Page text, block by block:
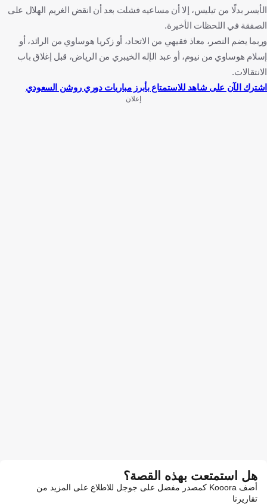
الأيسر بدلًا من تيليس، إلا أن مساعيه فشلت بعد أن انقض الغريم الهلال على
الصفقة في اللحظات الأخيرة.
وربما يضم النصر، معاذ فقيهي من الاتحاد، أو زكريا هوساوي من الرائد، أو
إسلام هوساوي من نيوم، أو عبد الإله الخيبري من الرياض، قبل إغلاق باب
الانتقالات.
اشترك الآن على شاهد للاستمتاع بأبرز مباريات دوري روشن السعودي
إعلان
هل استمتعت بهذه القصة؟
أضف Kooora كمصدر مفضل على جوجل للاطلاع على المزيد من
تقاريرنا